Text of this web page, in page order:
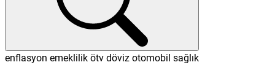
enflasyon emeklilikötvdövizotomobil sağlık